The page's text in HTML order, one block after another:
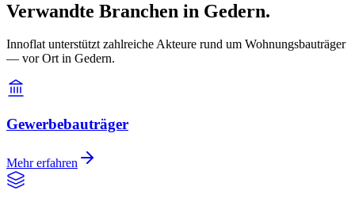
Verwandte Branchen in Gedern.
Innoflat unterstützt zahlreiche Akteure rund um Wohnungsbauträger
— vor Ort in Gedern.
Gewerbebauträger
Mehr erfahren